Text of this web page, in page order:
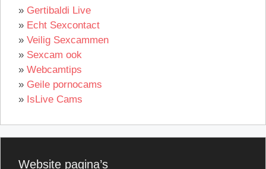
» Gertibaldi Live
» Echt Sexcontact
» Veilig Sexcammen
» Sexcam ook
» Webcamtips
» Geile pornocams
» IsLive Cams
Website pagina’s